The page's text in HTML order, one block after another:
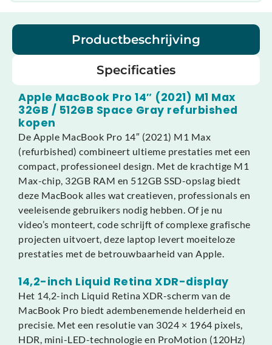
Productbeschrijving
Specificaties
Apple MacBook Pro 14″ (2021) M1 Max
32GB / 512GB Space Gray refurbished
kopen
De Apple MacBook Pro 14″ (2021) M1 Max
(refurbished) combineert ultieme prestaties met een
compact, professioneel design. Met de krachtige M1
Max-chip, 32GB RAM en 512GB SSD-opslag biedt
deze MacBook alles wat creatieven, professionals en
veeleisende gebruikers nodig hebben. Of je nu
video’s monteert, code schrijft of complexe grafische
projecten uitvoert, deze laptop levert moeiteloze
prestaties met de betrouwbaarheid van Apple.
14,2-inch Liquid Retina XDR-display
Het 14,2-inch Liquid Retina XDR-scherm van de
MacBook Pro biedt adembenemende helderheid en
precisie. Met een resolutie van 3024 × 1964 pixels,
HDR, mini-LED-technologie en ProMotion (120Hz)